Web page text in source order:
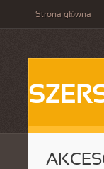
Strona główna